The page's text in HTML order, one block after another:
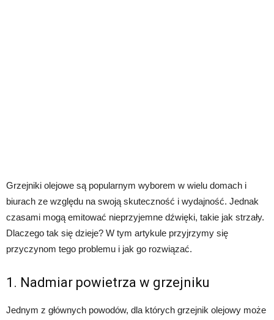
Grzejniki olejowe są popularnym wyborem w wielu domach i
biurach ze względu na swoją skuteczność i wydajność. Jednak
czasami mogą emitować nieprzyjemne dźwięki, takie jak strzały.
Dlaczego tak się dzieje? W tym artykule przyjrzymy się
przyczynom tego problemu i jak go rozwiązać.
1. Nadmiar powietrza w grzejniku
Jednym z głównych powodów, dla których grzejnik olejowy może